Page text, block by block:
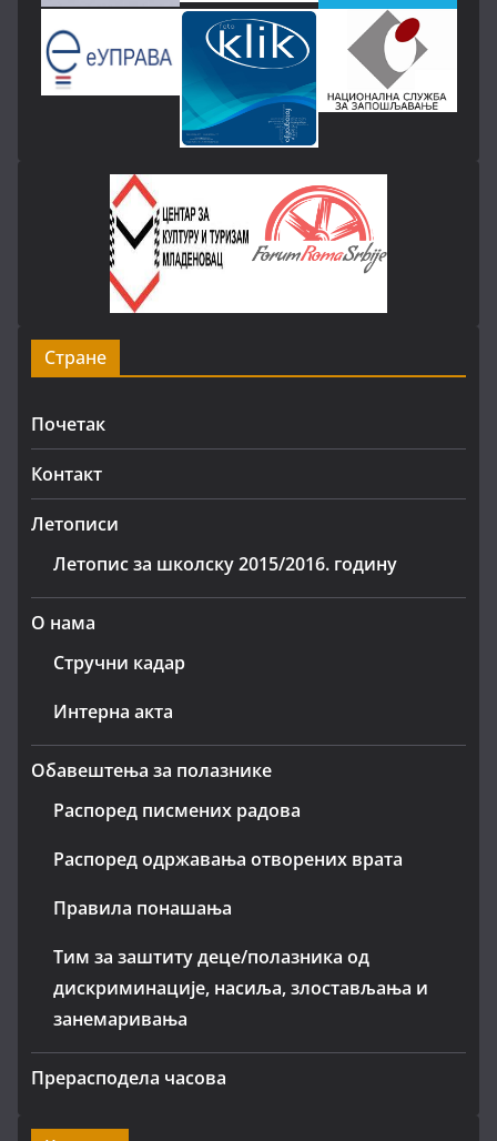
Стране
Почетак
Контакт
Летописи
Летопис за школску 2015/2016. годину
О нама
Стручни кадар
Интерна акта
Обавештења за полазнике
Распоред писмених радова
Распоред одржавања отворених врата
Правила понашања
Тим за заштиту деце/полазника од
дискриминације, насиља, злостављања и
занемаривања
Прерасподела часова